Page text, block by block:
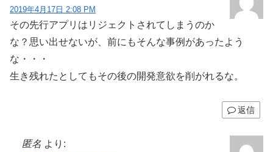
2019年4月17日 2:08 PM
その先行アプリはリジェクトされてしまうのか
な？思い出せないが、前にもそんな事例があったよう
な・・・
生き残れたとしてもその後の開発意欲を削がれるな。
返信
匿名 より: